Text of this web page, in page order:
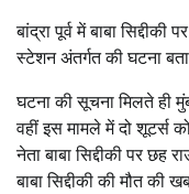
बांद्रा पूर्व में बाबा
स्टेशन अंतर्गत की घटना
घटना की सूचना मिलते ही
वहीं इस मामले में दो शूटर्स
नेता बाबा सिद्दीकी पर छह
बाबा सिद्दीकी की मौत की